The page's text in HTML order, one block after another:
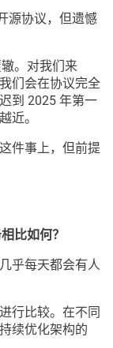
源协议，但遗憾
。对我们来
们会在协议完全
到 2025 年第一
近。
件事上，但前提
比如何？
乎每天都会有人
行比较。在不同
续优化架构的